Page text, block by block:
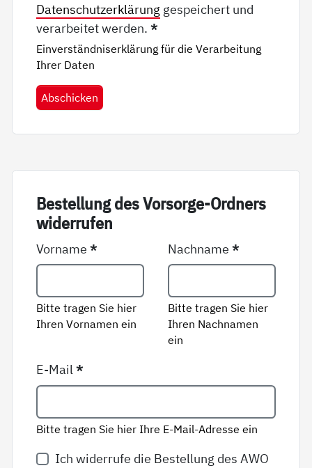
Datenschutzerklärung gespeichert und
verarbeitet werden.*
Einverständniserklärung für die Verarbeitung
Ihrer Daten
Abschicken
Be­stel­lung des Vor­sor­ge-Ord­ners
wi­der­ru­fen
Vorname*
Bitte tragen Sie hier
Ihren Vornamen ein
Nachname*
Bitte tragen Sie hier
Ihren Nachnamen
ein
E-Mail*
Bitte tragen Sie hier Ihre E-Mail-Adresse ein
Ich widerrufe die Bestellung des AWO